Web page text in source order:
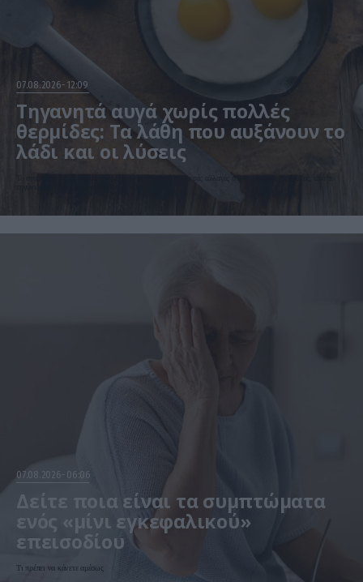
07.08.2026 12:09
Τηγανητά αυγά χωρίς πολλές
θερμίδες: Τα λάθη που αυξάνουν το
λάδι και οι λύσεις
07.08.2026 06:06
Δείτε ποια είναι τα συμπτώματα
ενός «μίνι εγκεφαλικού»
επεισοδίου
Τι πρέπει να κάνετε αμέσως